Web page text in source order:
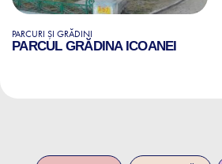
PARCURI ȘI GRĂDINI
PARCUL GRĂDINA ICOANEI